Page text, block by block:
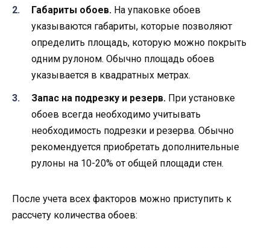
Габариты обоев. На упаковке обоев
указываются габариты, которые позволяют
определить площадь, которую можно покрыть
одним рулоном. Обычно площадь обоев
указывается в квадратных метрах.
Запас на подрезку и резерв. При установке
обоев всегда необходимо учитывать
необходимость подрезки и резерва. Обычно
рекомендуется приобретать дополнительные
рулоны на 10-20% от общей площади стен.
После учета всех факторов можно приступить к
рассчету количества обоев: